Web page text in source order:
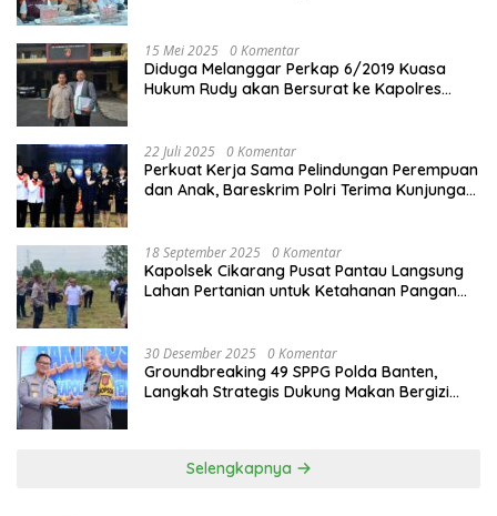
15 Mei 2025 0 Komentar
Diduga Melanggar Perkap 6/2019 Kuasa
Hukum Rudy akan Bersurat ke Kapolres
22 Juli 2025 0 Komentar
Perkuat Kerja Sama Pelindungan Perempuan
dan Anak, Bareskrim Polri Terima Kunjungan
18 September 2025 0 Komentar
Kapolsek Cikarang Pusat Pantau Langsung
Lahan Pertanian untuk Ketahanan Pangan
30 Desember 2025 0 Komentar
Groundbreaking 49 SPPG Polda Banten,
Langkah Strategis Dukung Makan Bergizi
Selengkapnya